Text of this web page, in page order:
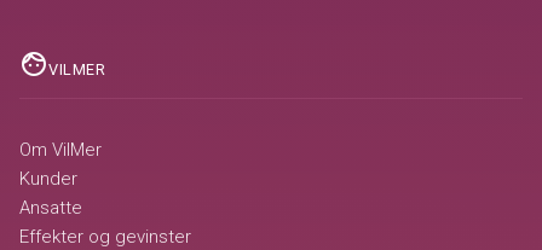
faceVILMER
Om VilMer
Kunder
Ansatte
Effekter og gevinster